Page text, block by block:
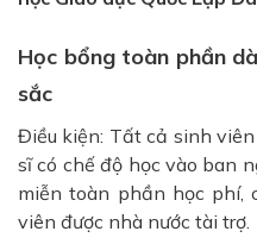
Học bổng toàn phần
sắc
Điều kiện: Tất cả sinh
sĩ có chế độ học vào ban
miễn toàn phần học phí,
viên được nhà nước tài trợ.